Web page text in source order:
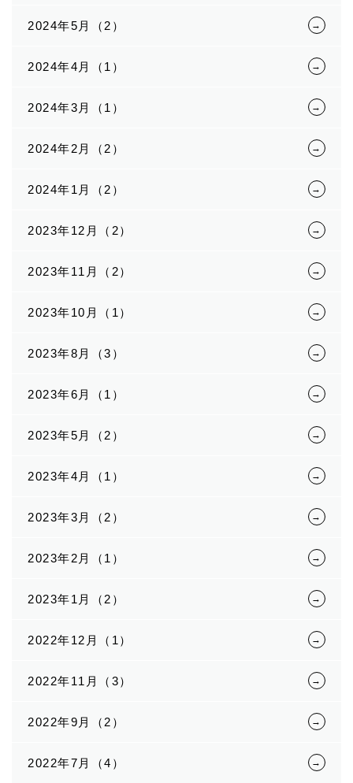
2024年5月（2）
2024年4月（1）
2024年3月（1）
2024年2月（2）
2024年1月（2）
2023年12月（2）
2023年11月（2）
2023年10月（1）
2023年8月（3）
2023年6月（1）
2023年5月（2）
2023年4月（1）
2023年3月（2）
2023年2月（1）
2023年1月（2）
2022年12月（1）
2022年11月（3）
2022年9月（2）
2022年7月（4）